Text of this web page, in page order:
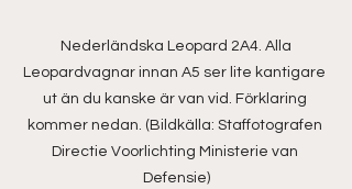
Leopardvagnar innan A5 ser lite kantigare
ut än du kanske är van vid. Förklaring
kommer nedan. (Bildkälla: Staffotografen
Directie Voorlichting Ministerie van
Defensie)